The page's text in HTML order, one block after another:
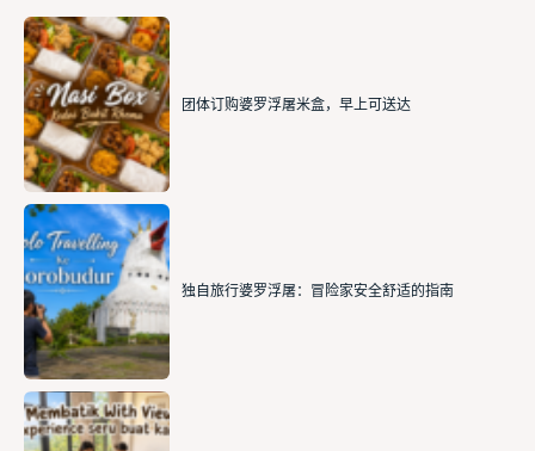
团体订购婆罗浮屠米盒，早上可送达
独自旅行婆罗浮屠：冒险家安全舒适的指南